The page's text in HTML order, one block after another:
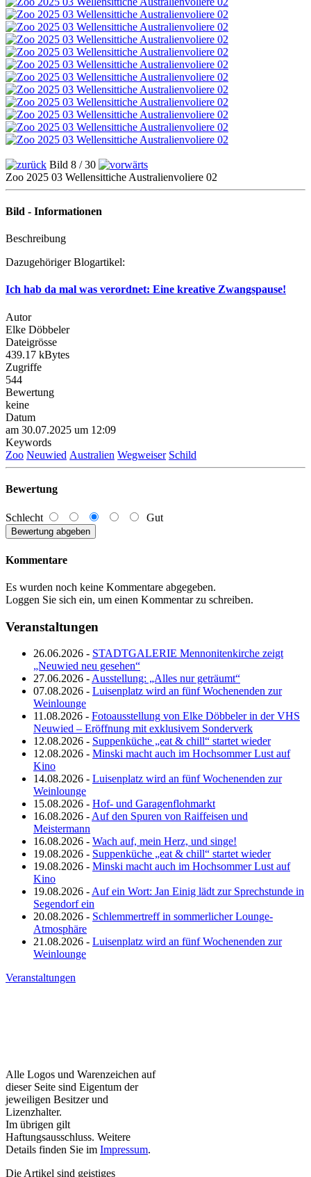
Bild 8 / 30
Zoo 2025 03 Wellensittiche Australienvoliere 02
Bild - Informationen
Beschreibung
Dazugehöriger Blogartikel:
Ich hab da mal was verordnet: Eine kreative Zwangspause!
Autor
Elke Döbbeler
Dateigrösse
439.17 kBytes
Zugriffe
544
Bewertung
keine
Datum
am 30.07.2025 um 12:09
Keywords
Zoo Neuwied Australien Wegweiser Schild
Bewertung
Schlecht Gut
Kommentare
Es wurden noch keine Kommentare abgegeben.
Loggen Sie sich ein, um einen Kommentar zu schreiben.
Veranstaltungen
26.06.2026 - STADTGALERIE Mennonitenkirche zeigt
„Neuwied neu gesehen“
27.06.2026 - Ausstellung: „Alles nur geträumt“
07.08.2026 - Luisenplatz wird an fünf Wochenenden zur
Weinlounge
11.08.2026 - Fotoausstellung von Elke Döbbeler in der VHS
Neuwied – Eröffnung mit exklusivem Sonderverk
12.08.2026 - Suppenküche „eat & chill“ startet wieder
12.08.2026 - Minski macht auch im Hochsommer Lust auf
Kino
14.08.2026 - Luisenplatz wird an fünf Wochenenden zur
Weinlounge
15.08.2026 - Hof- und Garagenflohmarkt
16.08.2026 - Auf den Spuren von Raiffeisen und
Meistermann
16.08.2026 - Wach auf, mein Herz, und singe!
19.08.2026 - Suppenküche „eat & chill“ startet wieder
19.08.2026 - Minski macht auch im Hochsommer Lust auf
Kino
19.08.2026 - Auf ein Wort: Jan Einig lädt zur Sprechstunde in
Segendorf ein
20.08.2026 - Schlemmertreff in sommerlicher Lounge-
Atmosphäre
21.08.2026 - Luisenplatz wird an fünf Wochenenden zur
Weinlounge
Veranstaltungen
Alle Logos und Warenzeichen auf
dieser Seite sind Eigentum der
jeweiligen Besitzer und
Lizenzhalter.
Im übrigen gilt
Haftungsausschluss. Weitere
Details finden Sie im Impressum.
Die Artikel sind geistiges